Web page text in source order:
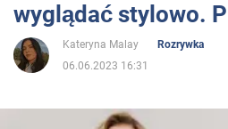
Rozrywka
wyglądać stylowo.
Kateryna Malay
Rozrywka
06.06.2023 16:31